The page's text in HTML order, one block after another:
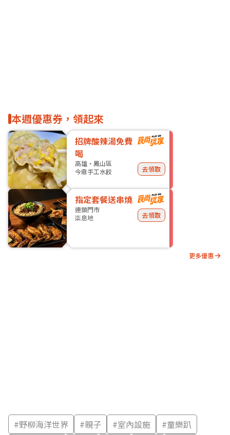
本週優惠券，領起來
招牌酸辣湯免費
喝
高雄・鳳山區
今鼎手工水餃
去領取
指定套餐送串燒
連鎖門市
柒息地
去領取
更多優惠
#野柳海洋世界 #親子 #室內設施 #童樂趴